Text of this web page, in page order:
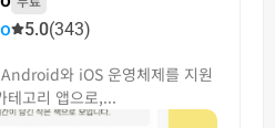
5.0(343)
와 iOS 운영체제를 지원
테고리 앱으로,...